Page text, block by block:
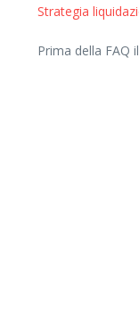
Strategia
Prima della FAQ